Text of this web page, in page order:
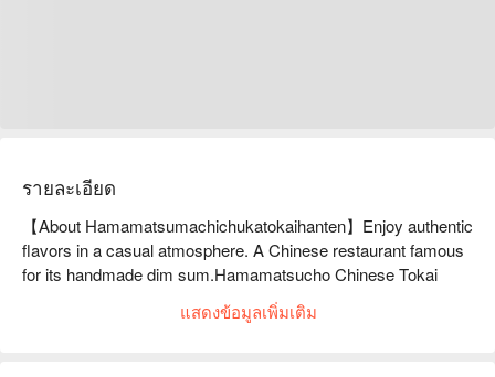
รายละเอียด
【About Hamamatsumachichukatokaihanten】Enjoy authentic
flavors in a casual atmosphere. A Chinese restaurant famous
for its handmade dim sum.Hamamatsucho Chinese Tokai
Hanten offers a wide variety of dishes, including the signature
dish "fried dumplings." This popular restaurant attracts many
แสดงข้อมูลเพิ่มเติม